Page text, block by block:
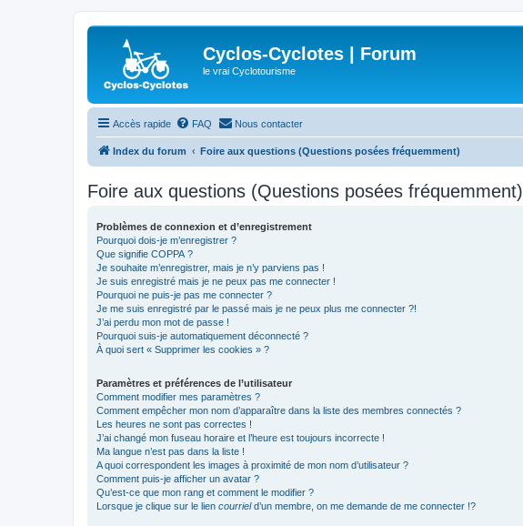
Cyclos-Cyclotes | Forum
le vrai Cyclotourisme
Accès rapide FAQ Nous contacter
Index du forum Foire aux questions (Questions posées fréquemment)
Foire aux questions (Questions posées fréquemment)
Problèmes de connexion et d’enregistrement
Pourquoi dois-je m’enregistrer ?
Que signifie COPPA ?
Je souhaite m’enregistrer, mais je n’y parviens pas !
Je suis enregistré mais je ne peux pas me connecter !
Pourquoi ne puis-je pas me connecter ?
Je me suis enregistré par le passé mais je ne peux plus me connecter ?!
J’ai perdu mon mot de passe !
Pourquoi suis-je automatiquement déconnecté ?
À quoi sert « Supprimer les cookies » ?
Paramètres et préférences de l’utilisateur
Comment modifier mes paramètres ?
Comment empêcher mon nom d’apparaître dans la liste des membres connectés ?
Les heures ne sont pas correctes !
J’ai changé mon fuseau horaire et l’heure est toujours incorrecte !
Ma langue n’est pas dans la liste !
A quoi correspondent les images à proximité de mon nom d’utilisateur ?
Comment puis-je afficher un avatar ?
Qu’est-ce que mon rang et comment le modifier ?
Lorsque je clique sur le lien courrield’un membre, on me demande de me connecter !?